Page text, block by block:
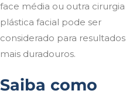
face média ou outra cirurgia
plástica facial pode ser
considerado para resultados
mais duradouros.
Saiba como